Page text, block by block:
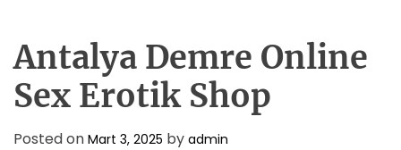
E
C
O
Antalya Demre Online
Sex Erotik Shop
Posted on Mart 3, 2025 by admin